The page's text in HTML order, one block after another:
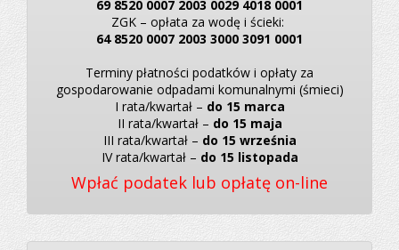
69 8520 0007 2003 0029 4018 0001
ZGK – opłata za wodę i ścieki:
64 8520 0007 2003 3000 3091 0001
Terminy płatności podatków i opłaty za
gospodarowanie odpadami komunalnymi (śmieci)
I rata/kwartał – do 15 marca
II rata/kwartał – do 15 maja
III rata/kwartał – do 15 września
IV rata/kwartał – do 15 listopada
Wpłać podatek lub opłatę on-line